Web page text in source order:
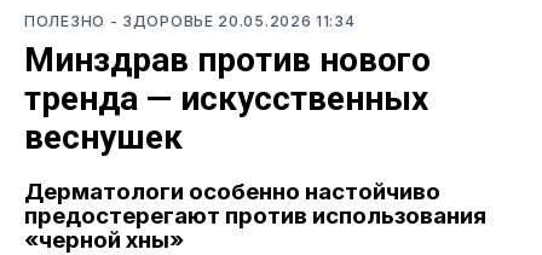
ПОЛЕЗНО - ЗДОРОВЬЕ 20.05.2026 11:34
Минздрав против нового
тренда — искусственных
веснушек
Дерматологи особенно настойчиво
предостерегают против использования
«черной хны»